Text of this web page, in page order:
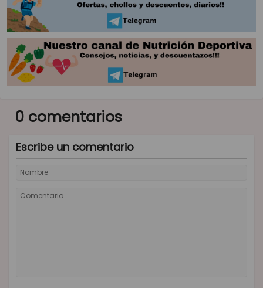
0 comentarios
Escribe un comentario